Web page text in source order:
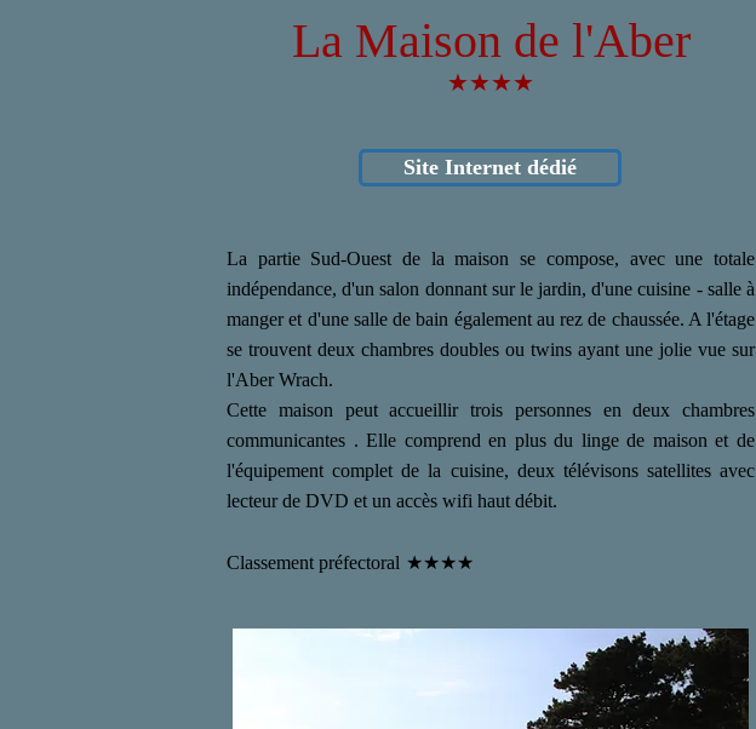
La Maison de l'Aber
★★★★
Site Internet dédié
La partie Sud-Ouest de la maison se compose, avec une totale
indépendance, d'un salon donnant sur le jardin, d'une cuisine - salle à
manger et d'une salle de bain également au rez de chaussée. A l'étage
se trouvent deux chambres doubles ou twins ayant une jolie vue sur
l'Aber Wrach.
Cette maison peut accueillir trois personnes en deux chambres
communicantes . Elle comprend en plus du linge de maison et de
l'équipement complet de la cuisine, deux télévisons satellites avec
lecteur de DVD et un accès wifi haut débit.
Classement préfectoral ★★★★